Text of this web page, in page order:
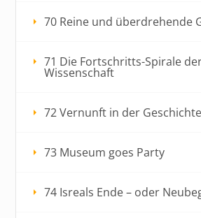
70 Reine und überdrehende
71 Die Fortschritts-Spirale
Wissenschaft
72 Vernunft in der
73 Museum goes Party
74 Isreals Ende – oder